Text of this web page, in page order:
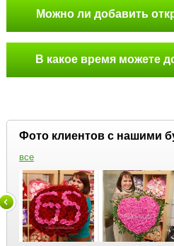
Можно ли добавить
В какое время можете
Фото клиентов с нашими
все